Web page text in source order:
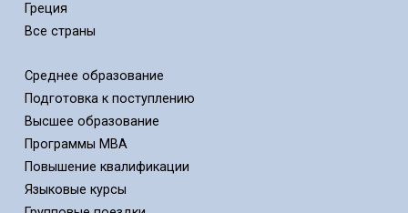
Греция
Все страны
Среднее образование
Подготовка к поступлению
Высшее образование
Программы MBA
Повышение квалификации
Языковые курсы